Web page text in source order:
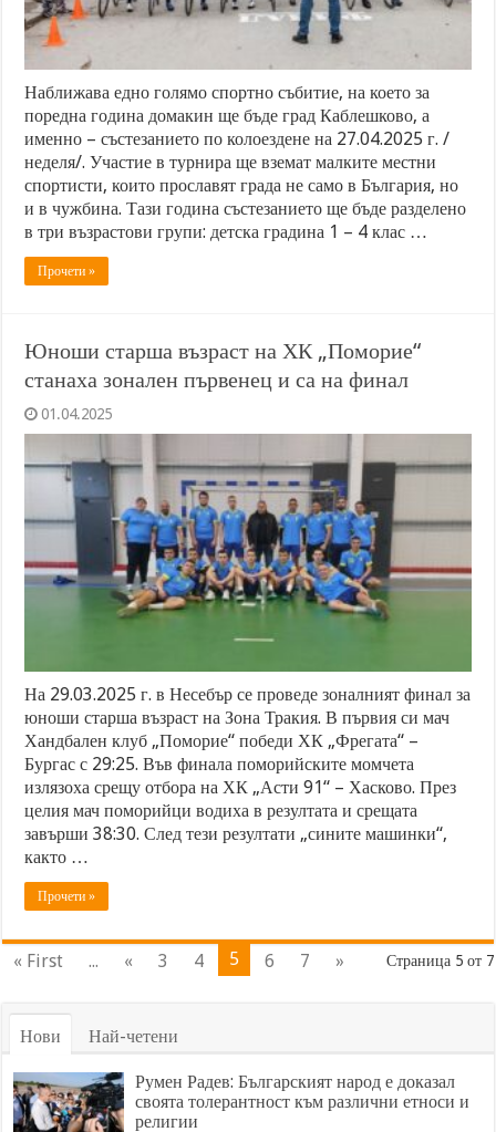
Наближава едно голямо спортно събитие, на което за
поредна година домакин ще бъде град Каблешково, а
именно – състезанието по колоездене на 27.04.2025 г. /
неделя/. Участие в турнира ще вземат малките местни
спортисти, които прославят града не само в България, но
и в чужбина. Тази година състезанието ще бъде разделено
в три възрастови групи: детска градина 1 – 4 клас …
Прочети »
Юноши старша възраст на ХК „Поморие“
станаха зонален първенец и са на финал
01.04.2025
На 29.03.2025 г. в Несебър се проведе зоналният финал за
юноши старша възраст на Зона Тракия. В първия си мач
Хандбален клуб „Поморие“ победи ХК „Фрегата“ –
Бургас с 29:25. Във финала поморийските момчета
излязоха срещу отбора на ХК „Асти 91“ – Хасково. През
целия мач поморийци водиха в резултата и срещата
завърши 38:30. След тези резултати „сините машинки“,
както …
Прочети »
Страница 5 от 7
« First ... « 3 4 5 6 7 »
Нови Най-четени
Румен Радев: Българският народ е доказал
своята толерантност към различни етноси и
религии